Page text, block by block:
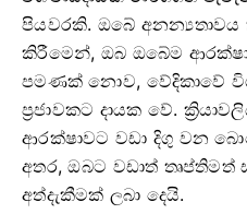
පියවරකි. ඔබේ
කිරීමෙන්, ඔබ ඔබේම
පමණක් නොව, වේදිකාවේ
ප්‍රජාවකට දායක වේ.
ආරක්ෂාවට වඩා දිගු වන
අතර, ඔබට වඩාත්
අත්දැකීමක් ලබා දෙයි.